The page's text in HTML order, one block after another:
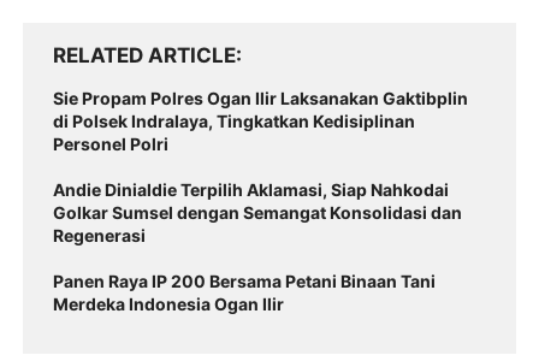
RELATED ARTICLE
Sie Propam Polres Ogan Ilir Laksanakan Gaktibplin
di Polsek Indralaya, Tingkatkan Kedisiplinan
Personel Polri
Andie Dinialdie Terpilih Aklamasi, Siap Nahkodai
Golkar Sumsel dengan Semangat Konsolidasi dan
Regenerasi
Panen Raya IP 200 Bersama Petani Binaan Tani
Merdeka Indonesia Ogan Ilir